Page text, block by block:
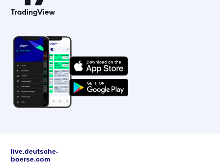
live.deutsche-
boerse.com